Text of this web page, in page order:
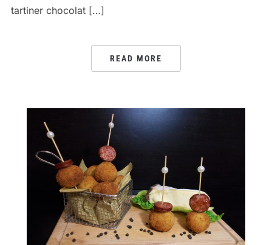
tartiner chocolat […]
READ MORE